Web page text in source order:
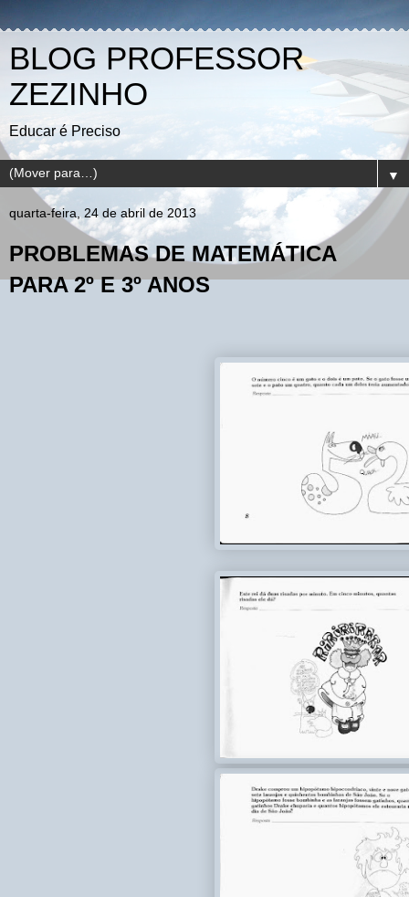
BLOG PROFESSOR
ZEZINHO
Educar é Preciso
▼
quarta-feira, 24 de abril de 2013
PROBLEMAS DE MATEMÁTICA
PARA 2º E 3º ANOS